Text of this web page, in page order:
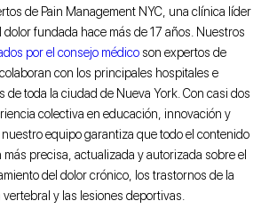
de Pain Management NYC, una clínica líder
dolor fundada hace más de 17 años. Nuestros
por el consejo médicoson expertos de
con los principales hospitales e
de toda la ciudad de Nueva York. Con casi dos
colectiva en educación, innovación y
equipo garantiza que todo el contenido
más precisa, actualizada y autorizada sobre el
del dolor crónico, los trastornos de la
y las lesiones deportivas.